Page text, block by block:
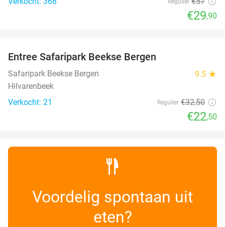
€29,90
TODAY
Entree Safaripark Beekse Bergen
Safaripark Beekse Bergen 9.5 star
Hilvarenbeek
Verkocht: 21
Regulier €32,50
€22,50
Voordelig spontaan uit
eten?